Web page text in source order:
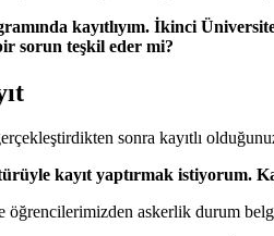
kayıtlıyım. İkinci
sorun teşkil eder mi?
sonra kayıtlı
kayıt yaptırmak istiyorum.
öğrencilerimizden askerlik durum